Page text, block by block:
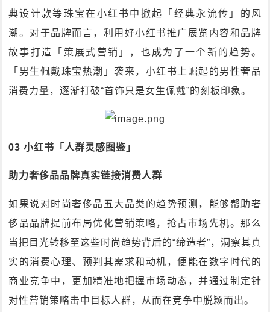
典设计款等珠宝在小红书中掀起「经典永流传」的风
潮。对于品牌而言，利用好小红书推广展览内容和品牌
故事打造「策展式营销」，也成为了一个新的趋势。
「男生佩戴珠宝热潮」袭来，小红书上崛起的男性奢品
消费力量，逐渐打破“首饰只是女生佩戴”的刻板印象。
03 小红书「人群灵感图鉴」
助力奢侈品品牌真实链接消费人群
如果说对时尚奢侈品五大品类的趋势预测，能够帮助奢
侈品品牌提前布局优化营销策略，抢占市场先机。那么
当把目光转移至这些时尚趋势背后的“缔造者”，洞察其真
实的消费心理、预判其需求和动机，便能在数字时代的
商业竞争中，更加精准地把握市场动态，并通过制定针
对性营销策略击中目标人群，从而在竞争中脱颖而出。